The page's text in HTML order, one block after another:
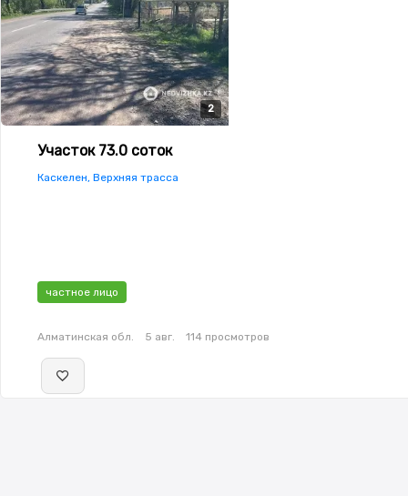
2
2
Участок 73.0 соток
Каскелен, Верхняя трасса
частное лицо
Алматинская обл. 5 авг. 114 просмотров